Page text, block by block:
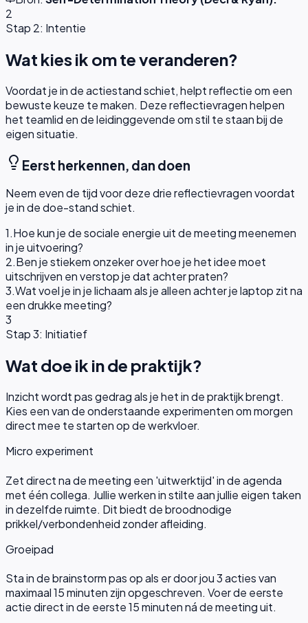
2
Stap 2: Intentie
Wat kies ik om te veranderen?
Voordat je in de actiestand schiet, helpt reflectie om een
bewuste keuze te maken. Deze reflectievragen helpen
het teamlid en de leidinggevende om stil te staan bij de
eigen situatie.
Eerst herkennen, dan doen
Neem even de tijd voor deze drie reflectievragen voordat
je in de doe-stand schiet.
1.Hoe kun je de sociale energie uit de meeting meenemen
in je uitvoering?
2.Ben je stiekem onzeker over hoe je het idee moet
uitschrijven en verstop je dat achter praten?
3.Wat voel je in je lichaam als je alleen achter je laptop zit na
een drukke meeting?
3
Stap 3: Initiatief
Wat doe ik in de praktijk?
Inzicht wordt pas gedrag als je het in de praktijk brengt.
Kies een van de onderstaande experimenten om morgen
direct mee te starten op de werkvloer.
Micro experiment
Zet direct na de meeting een 'uitwerktijd' in de agenda
met één collega. Jullie werken in stilte aan jullie eigen taken
in dezelfde ruimte. Dit biedt de broodnodige
prikkel/verbondenheid zonder afleiding.
Groeipad
Sta in de brainstorm pas op als er door jou 3 acties van
maximaal 15 minuten zijn opgeschreven. Voer de eerste
actie direct in de eerste 15 minuten ná de meeting uit.